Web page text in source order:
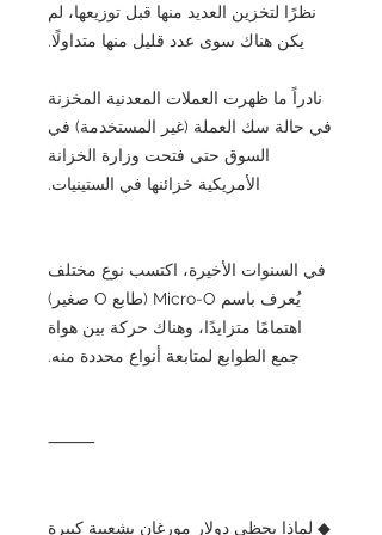
نظرًا لتخزين العديد منها قبل توزيعها، لم
يكن هناك سوى عدد قليل منها متداولًا.
نادراً ما ظهرت العملات المعدنية المخزنة
في حالة سك العملة (غير المستخدمة) في
السوق حتى فتحت وزارة الخزانة
الأمريكية خزائنها في الستينيات.
في السنوات الأخيرة، اكتسب نوع مختلف
يُعرف باسم Micro-O (طابع O صغير)
اهتمامًا متزايدًا، وهناك حركة بين هواة
جمع الطوابع لمتابعة أنواع محددة منه.
⸻
◆ لماذا يحظى دولار مورغان بشعبية كبيرة